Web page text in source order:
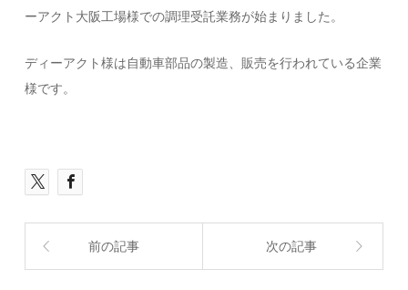
ーアクト大阪工場様での調理受託業務が始まりました。
ディーアクト様は自動車部品の製造、販売を行われている企業
様です。
前の記事 次の記事